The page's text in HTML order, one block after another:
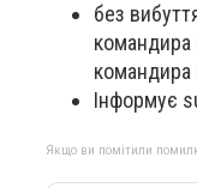
без
командира
командира
Інформує
Якщо ви помітили